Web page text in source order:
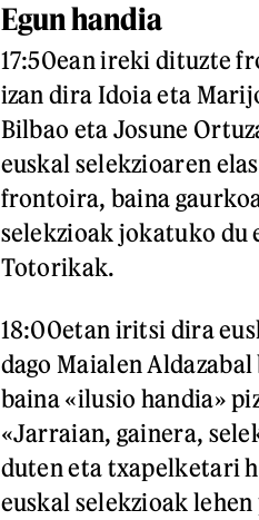
Egun handia
17:50ean ireki dituzte
izan dira Idoia eta
Bilbao eta Josune
euskal selekzioaren
frontoira, baina
selekzioak jokatuko du
Totorikak.
18:00etan iritsi dira
dago Maialen
baina «ilusio handia»
«Jarraian, gainera,
duten eta txapelketari
euskal selekzioak